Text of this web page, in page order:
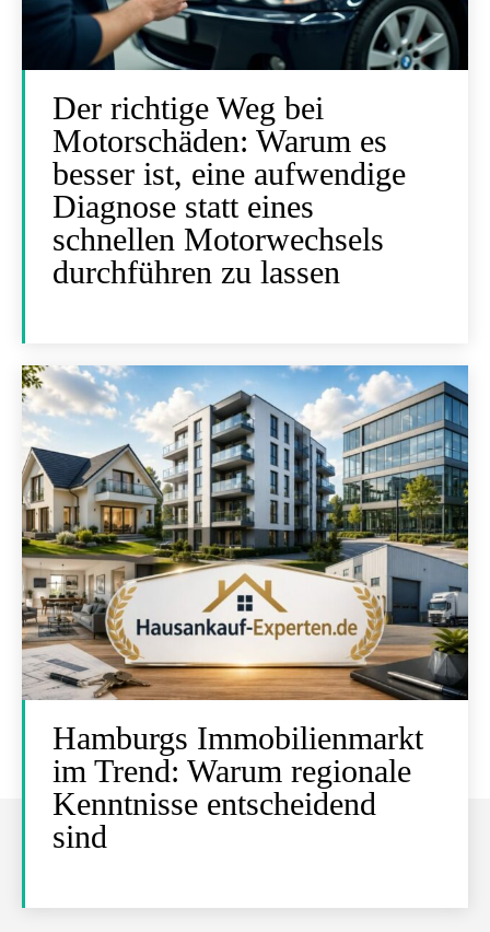
Der richtige Weg bei
Motorschäden: Warum es
besser ist, eine aufwendige
Diagnose statt eines
schnellen Motorwechsels
durchführen zu lassen
Hamburgs Immobilienmarkt
im Trend: Warum regionale
Kenntnisse entscheidend
sind